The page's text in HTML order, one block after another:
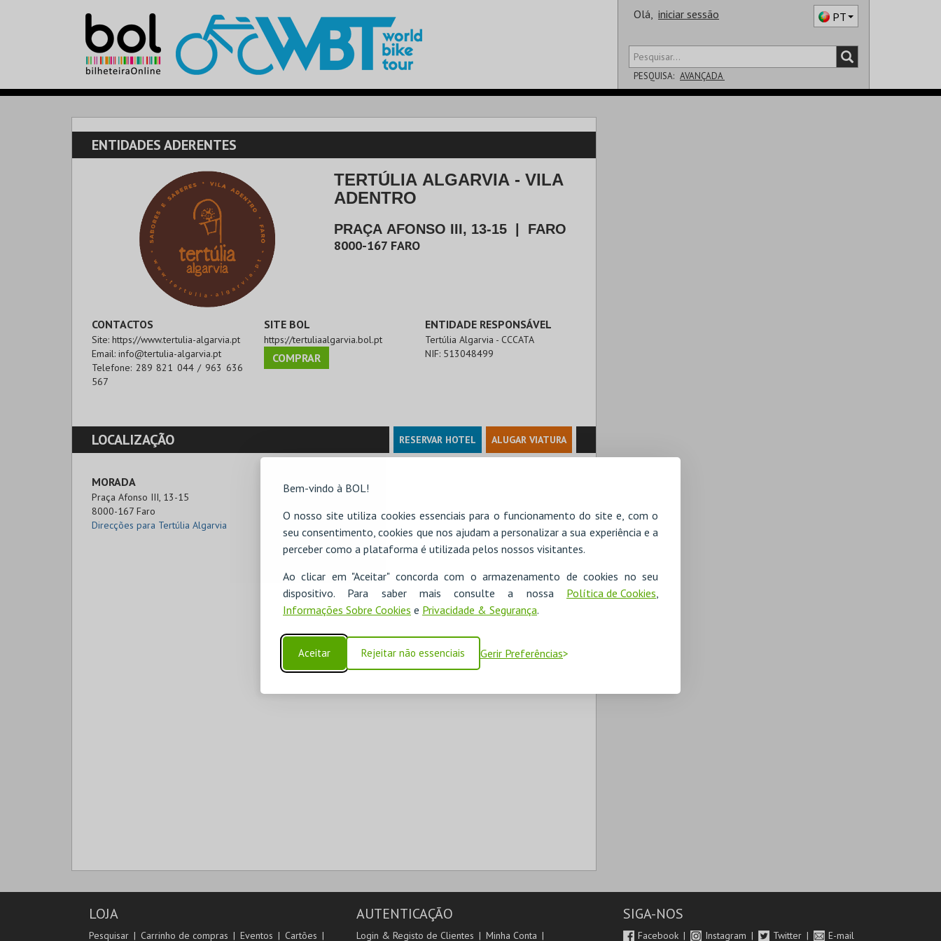
Bem-vindo à BOL!
O nosso site utiliza cookies essenciais para o funcionamento do site e, com o
seu consentimento, cookies que nos ajudam a personalizar a sua experiência e a
perceber como a plataforma é utilizada pelos nossos visitantes.
Ao clicar em "Aceitar" concorda com o armazenamento de cookies no seu
dispositivo. Para saber mais consulte a nossa Política de Cookies,
Informações Sobre Cookies e Privacidade & Segurança.
Aceitar Rejeitar não essenciais Gerir Preferências
Olá, iniciar sessão PT
PESQUISA: AVANÇADA
ENTIDADES ADERENTES
TERTÚLIA ALGARVIA - VILA
ADENTRO
PRAÇA AFONSO III, 13-15 FARO
8000-167 FARO
CONTACTOS
Site: https://www.tertulia-algarvia.pt
Email: info@tertulia-algarvia.pt
Telefone: 289 821 044 / 963 636
567
SITE BOL
https://tertuliaalgarvia.bol.pt
COMPRAR
ENTIDADE RESPONSÁVEL
Tertúlia Algarvia - CCCATA
NIF: 513048499
LOCALIZAÇÃO RESERVAR HOTEL ALUGAR VIATURA
MORADA
Praça Afonso III, 13-15
8000-167 Faro
Direcções para Tertúlia Algarvia
LOJA
Pesquisar Carrinho de compras Eventos Cartões
AUTENTICAÇÃO
Login & Registo de Clientes Minha Conta
SIGA-NOS
Facebook Instagram Twitter E-mail